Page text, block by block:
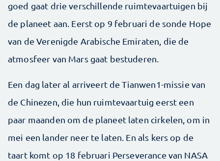
goed gaat drie verschillende ruimtevaartuigen bij
de planeet aan. Eerst op 9 februari de sonde Hope
van de Verenigde Arabische Emiraten, die de
atmosfeer van Mars gaat bestuderen.
Een dag later al arriveert de Tianwen1-missie van
de Chinezen, die hun ruimtevaartuig eerst een
paar maanden om de planeet laten cirkelen, om in
mei een lander neer te laten. En als kers op de
taart komt op 18 februari Perseverance van NASA